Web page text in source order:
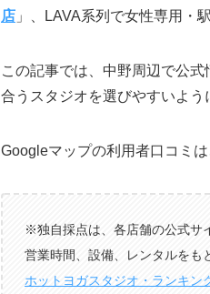
店 」、LAVA系列で女性専用・
この記事では、中野周辺で公
合うスタジオを選びやすいよう
Googleマップの利用者口コミ
※独自採点は、各店舗の公式サ
営業時間、設備、レンタルをも
ホットヨガスタジオ・ランキン